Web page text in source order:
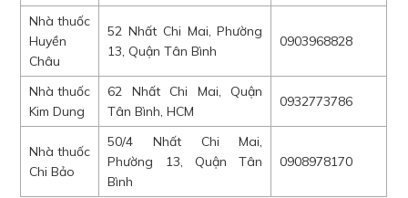
Nhà thuốc
Huyền
Châu
52 Nhất Chi Mai, Phường
13, Quận Tân Bình
0903968828
Nhà thuốc
Kim Dung
62 Nhất Chi Mai, Quận
Tân Bình, HCM
0932773786
Nhà thuốc
Chi Bảo
50/4 Nhất Chi Mai,
Phường 13, Quận Tân
Bình
0908978170